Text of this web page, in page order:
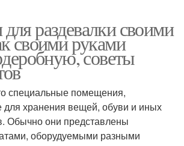
раздевалки своими
своими руками
советы
специальные помещения,
для хранения вещей, обуви и иных
Обычно они представлены
оборудуемыми разными